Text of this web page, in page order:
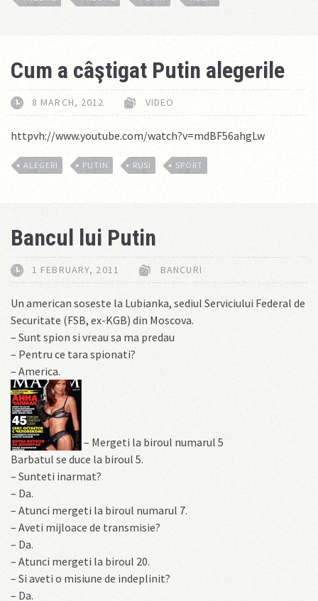
Cum a câştigat Putin alegerile
8 MARCH, 2012 VIDEO
httpvh://www.youtube.com/watch?v=mdBF56ahgLw
ALEGERI PUTIN RUSI SPORT
Bancul lui Putin
1 FEBRUARY, 2011 BANCURI
Un american soseste la Lubianka, sediul Serviciului Federal de
Securitate (FSB, ex-KGB) din Moscova.
– Sunt spion si vreau sa ma predau
– Pentru ce tara spionati?
– America.
– Mergeti la biroul numarul 5
Barbatul se duce la biroul 5.
– Sunteti inarmat?
– Da.
– Atunci mergeti la biroul numarul 7.
– Aveti mijloace de transmisie?
– Da.
– Atunci mergeti la biroul 20.
– Si aveti o misiune de indeplinit?
– Da.